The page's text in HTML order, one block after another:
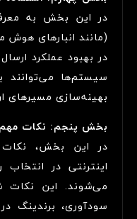
در این بخش به
(مانند انبارهای هوش
در بهبود عملکرد
سیستم‌ها
بهینه‌سازی مسیرهای
بخش پنجم: نکات
در این بخش،
اینترنتی در
می‌شوند. این نکات
سودآوری، برندینگ